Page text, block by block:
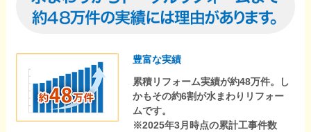
豊富な実績
累積リフォーム実績が約48万件。し
かもその約6割が水まわりリフォー
ムです。
※2025年3月時点の累計工事件数